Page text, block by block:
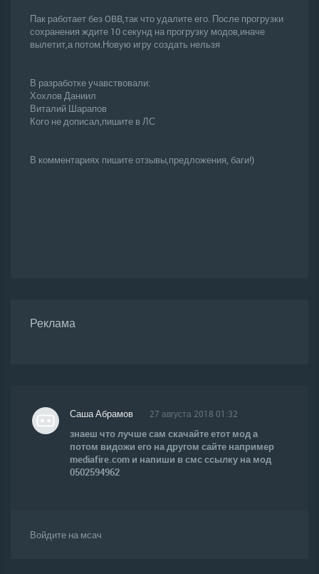
Пак работает без OBB,так что удалите его. После прогрузки
сохранения ждите 10 секунд на прогрузку модов,иначе
вылетит,а потом.Новую игру создать нельзя
В разработке учавствовали:
Хохлов Даниил
Виталий Шарапов
Кого не дописал,пишите в ЛС
В комментариях пишите отзывы,предложения, баги!)
Реклама
Саша Абрамов 27 августа 2018 01:32
знаеш что лучше сам скачайте етот мод а
потом видожи его на другом сайте например
mediafire.com и напиши в смс ссылку на мод
0502594962
Войдите на мсач